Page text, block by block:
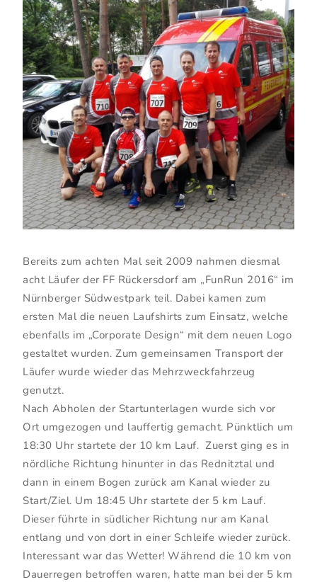
Bereits zum achten Mal seit 2009 nahmen diesmal
acht Läufer der FF Rückersdorf am „FunRun 2016“ im
Nürnberger Südwestpark teil. Dabei kamen zum
ersten Mal die neuen Laufshirts zum Einsatz, welche
ebenfalls im „Corporate Design“ mit dem neuen Logo
gestaltet wurden. Zum gemeinsamen Transport der
Läufer wurde wieder das Mehrzweckfahrzeug
genutzt.
Nach Abholen der Startunterlagen wurde sich vor
Ort umgezogen und lauffertig gemacht. Pünktlich um
18:30 Uhr startete der 10 km Lauf. Zuerst ging es in
nördliche Richtung hinunter in das Rednitztal und
dann in einem Bogen zurück am Kanal wieder zu
Start/Ziel. Um 18:45 Uhr startete der 5 km Lauf.
Dieser führte in südlicher Richtung nur am Kanal
entlang und von dort in einer Schleife wieder zurück.
Interessant war das Wetter! Während die 10 km von
Dauerregen betroffen waren, hatte man bei der 5 km